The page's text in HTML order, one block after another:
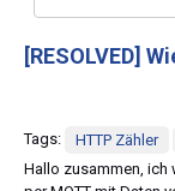
[RESOLVED]
Tags: HTTP Zähler
Hallo zusammen, ich